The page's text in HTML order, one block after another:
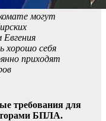
могут
Евгения
хорошо себя
приходят
требования для
БПЛА.